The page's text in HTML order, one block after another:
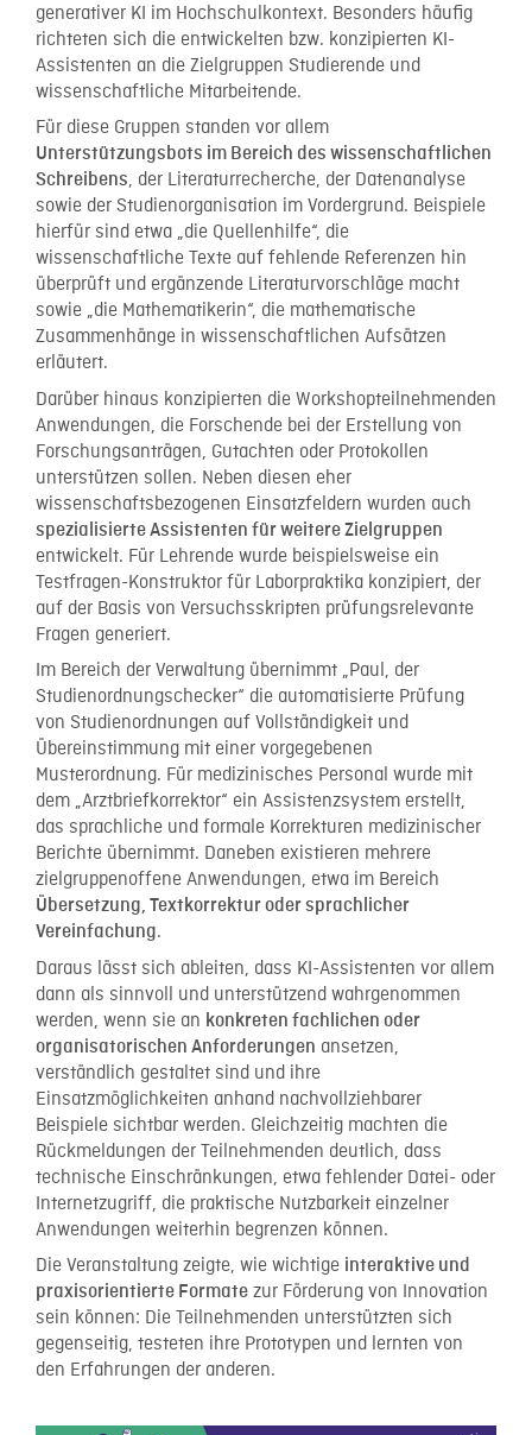
generativer KI im Hochschulkontext. Besonders häufig
richteten sich die entwickelten bzw. konzipierten KI-
Assistenten an die Zielgruppen Studierende und
wissenschaftliche Mitarbeitende.
Für diese Gruppen standen vor allem
Unterstützungsbots im Bereich des wissenschaftlichen
Schreibens, der Literaturrecherche, der Datenanalyse
sowie der Studienorganisation im Vordergrund. Beispiele
hierfür sind etwa „die Quellenhilfe“, die
wissenschaftliche Texte auf fehlende Referenzen hin
überprüft und ergänzende Literaturvorschläge macht
sowie „die Mathematikerin“, die mathematische
Zusammenhänge in wissenschaftlichen Aufsätzen
erläutert.
Darüber hinaus konzipierten die Workshopteilnehmenden
Anwendungen, die Forschende bei der Erstellung von
Forschungsanträgen, Gutachten oder Protokollen
unterstützen sollen. Neben diesen eher
wissenschaftsbezogenen Einsatzfeldern wurden auch
spezialisierte Assistenten für weitere Zielgruppen
entwickelt. Für Lehrende wurde beispielsweise ein
Testfragen-Konstruktor für Laborpraktika konzipiert, der
auf der Basis von Versuchsskripten prüfungsrelevante
Fragen generiert.
Im Bereich der Verwaltung übernimmt „Paul, der
Studienordnungschecker“ die automatisierte Prüfung
von Studienordnungen auf Vollständigkeit und
Übereinstimmung mit einer vorgegebenen
Musterordnung. Für medizinisches Personal wurde mit
dem „Arztbriefkorrektor“ ein Assistenzsystem erstellt,
das sprachliche und formale Korrekturen medizinischer
Berichte übernimmt. Daneben existieren mehrere
zielgruppenoffene Anwendungen, etwa im Bereich
Übersetzung, Textkorrektur oder sprachlicher
Vereinfachung.
Daraus lässt sich ableiten, dass KI-Assistenten vor allem
dann als sinnvoll und unterstützend wahrgenommen
werden, wenn sie an konkreten fachlichen oder
organisatorischen Anforderungen ansetzen,
verständlich gestaltet sind und ihre
Einsatzmöglichkeiten anhand nachvollziehbarer
Beispiele sichtbar werden. Gleichzeitig machten die
Rückmeldungen der Teilnehmenden deutlich, dass
technische Einschränkungen, etwa fehlender Datei- oder
Internetzugriff, die praktische Nutzbarkeit einzelner
Anwendungen weiterhin begrenzen können.
Die Veranstaltung zeigte, wie wichtige interaktive und
praxisorientierte Formate zur Förderung von Innovation
sein können: Die Teilnehmenden unterstützten sich
gegenseitig, testeten ihre Prototypen und lernten von
den Erfahrungen der anderen.